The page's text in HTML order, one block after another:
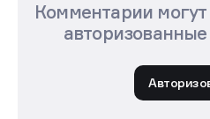
Комментарии могут